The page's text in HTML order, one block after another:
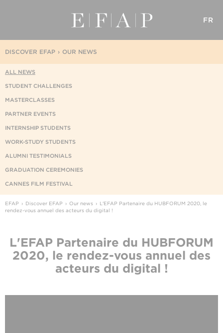
FR
OUR NEWS
DISCOVER EFAP
ALL NEWS
STUDENT CHALLENGES
MASTERCLASSES
PARTNER EVENTS
INTERNSHIP STUDENTS
WORK-STUDY STUDENTS
ALUMNI TESTIMONIALS
GRADUATION CEREMONIES
CANNES FILM FESTIVAL
EFAP Discover EFAP Our news
L'EFAP Partenaire du HUBFORUM 2020, le
rendez-vous annuel des acteurs du digital !
L'EFAP Partenaire du HUBFORUM
2020, le rendez-vous annuel des
acteurs du digital !